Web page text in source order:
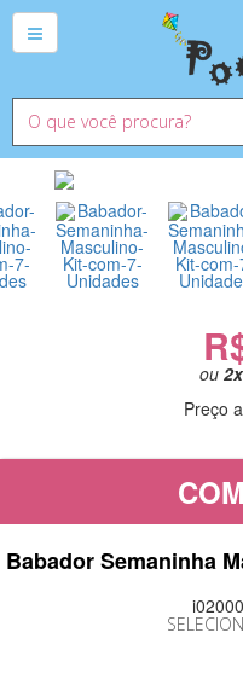
ou 2x
Preço
Babador Semaninha